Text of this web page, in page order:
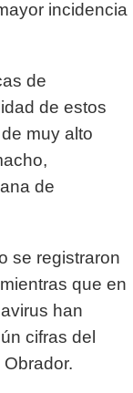
incidencia
de
de estos
muy alto
de
se registraron
que en
han
cifras del